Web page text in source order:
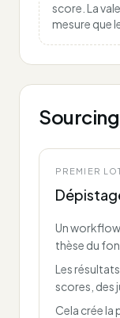
score. La
mesure que
PREMIER
Un
thèse du
Les
scores, des
Cela crée